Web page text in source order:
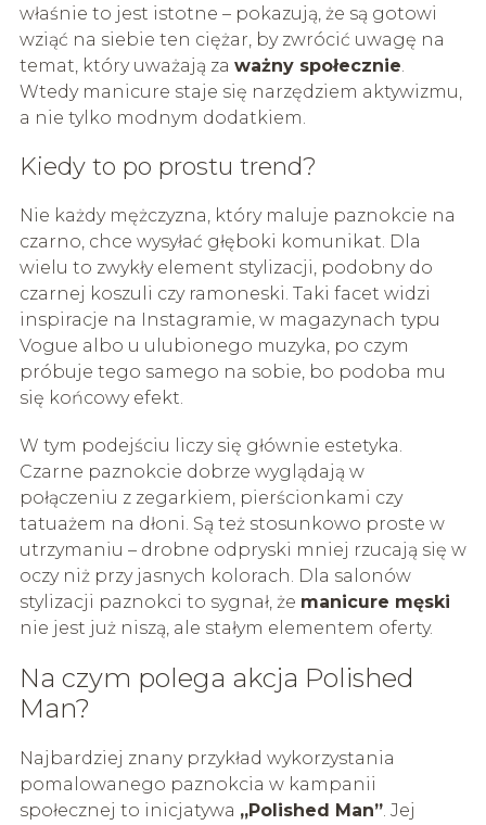
właśnie to jest istotne – pokazują, że są gotowi
wziąć na siebie ten ciężar, by zwrócić uwagę na
temat, który uważają za ważny społecznie.
Wtedy manicure staje się narzędziem aktywizmu,
a nie tylko modnym dodatkiem.
Kiedy to po prostu trend?
Nie każdy mężczyzna, który maluje paznokcie na
czarno, chce wysyłać głęboki komunikat. Dla
wielu to zwykły element stylizacji, podobny do
czarnej koszuli czy ramoneski. Taki facet widzi
inspiracje na Instagramie, w magazynach typu
Vogue albo u ulubionego muzyka, po czym
próbuje tego samego na sobie, bo podoba mu
się końcowy efekt.
W tym podejściu liczy się głównie estetyka.
Czarne paznokcie dobrze wyglądają w
połączeniu z zegarkiem, pierścionkami czy
tatuażem na dłoni. Są też stosunkowo proste w
utrzymaniu – drobne odpryski mniej rzucają się w
oczy niż przy jasnych kolorach. Dla salonów
stylizacji paznokci to sygnał, że manicure męski
nie jest już niszą, ale stałym elementem oferty.
Na czym polega akcja Polished
Man?
Najbardziej znany przykład wykorzystania
pomalowanego paznokcia w kampanii
społecznej to inicjatywa „Polished Man”. Jej